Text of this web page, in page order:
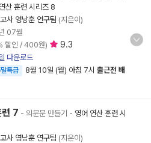
산 훈련 시리즈 8
사 영낭훈 연구팀 (지은이)
07월
할인 / 400원) 9.3
다운로드
특급 8월 10일 (월) 아침 7시 출근전 배
련 7 - 의문문 만들기 - 영어 연산 훈련 시
사 영낭훈 연구팀 (지은이)